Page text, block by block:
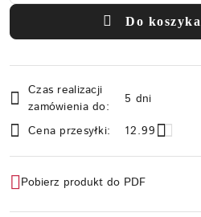
Do koszyka
i
dostawa
Czas realizacji
zamówienia do:
5 dni
Cena przesyłki:
12.99
Pobierz produkt do PDF